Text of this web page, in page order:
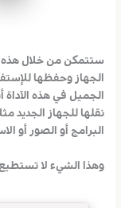
ستتمكن من خلال هذه
الجهاز وحفظها
الجميل في هذه
نقلها للجهاز الجديد
البرامج أو الصور أو
وهذا الشيء لا تستطيع